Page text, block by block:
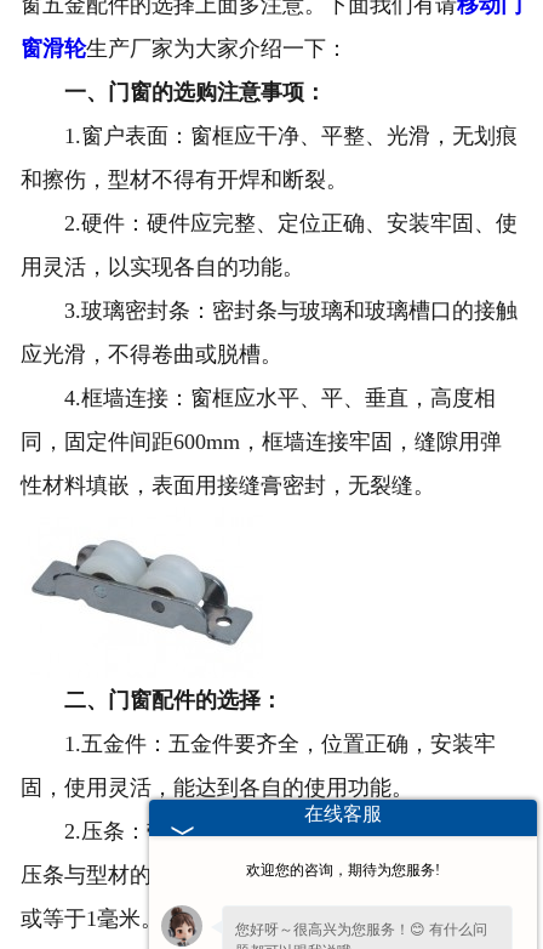
窗五金配件的选择上面多注意。下面我们有请移动门
窗滑轮生产厂家为大家介绍一下：
一、门窗的选购注意事项：
1.窗户表面：窗框应干净、平整、光滑，无划痕
和擦伤，型材不得有开焊和断裂。
2.硬件：硬件应完整、定位正确、安装牢固、使
用灵活，以实现各自的功能。
3.玻璃密封条：密封条与玻璃和玻璃槽口的接触
应光滑，不得卷曲或脱槽。
4.框墙连接：窗框应水平、平、垂直，高度相
同，固定件间距600mm，框墙连接牢固，缝隙用弹
性材料填嵌，表面用接缝膏密封，无裂缝。
二、门窗配件的选择：
1.五金件：五金件要齐全，位置正确，安装牢
固，使用灵活，能达到各自的使用功能。
2.压条：带密封条的压条必须与玻璃全部贴紧，
压条与型材的接缝处应无明显缝隙，接头缝隙应小于
或等于1毫米。
在线客服
欢迎您的咨询，期待为您服务!
您好呀～很高兴为您服务！😊 有什么问